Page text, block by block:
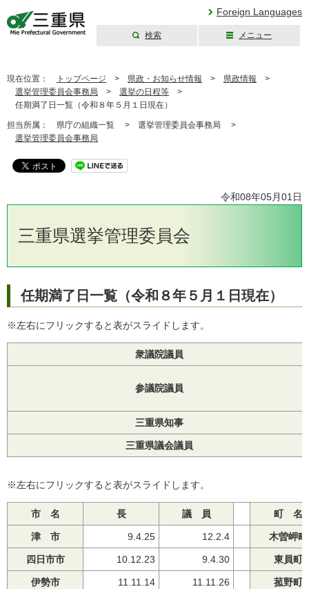
Foreign Languages
検索 メニュー
現在位置： トップページ > 県政・お知らせ情報 > 県政情報 >
選挙管理委員会事務局 > 選挙の日程等 >
任期満了日一覧（令和８年５月１日現在）
担当所属： 県庁の組織一覧 > 選挙管理委員会事務局 >
選挙管理委員会事務局
令和08年05月01日
三重県選挙管理委員会
任期満了日一覧（令和８年５月１日現在）
※左右にフリックすると表がスライドします。
衆議院議員
参議院議員
三重県知事
三重県議会議員
※左右にフリックすると表がスライドします。
市 名 長 議 員 町 名
津 市 9.4.25 12.2.4 木曽岬町
四日市市 10.12.23 9.4.30 東員町
伊勢市 11.11.14 11.11.26 菰野町